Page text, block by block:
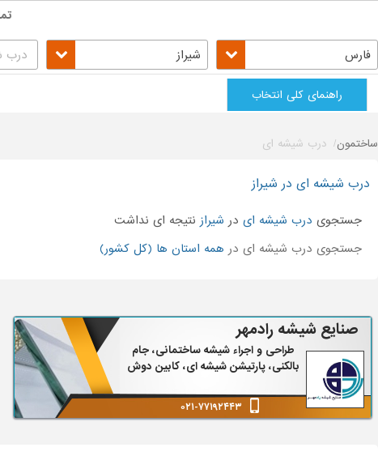
فارس شیراز
راهنمای کلی انتخاب
ساختمون درب شیشه ای
درب شیشه ای در شیراز
جستجوی درب شیشه ای در شیراز نتیجه ای نداشت
جستجوی درب شیشه ای در همه استان ها (کل کشور)
صنایع شیشه رادمهر
طراحی و اجراء شیشه ساختمانی، جام
بالکنی، پارتیشن شیشه ای، کابین دوش
۰۲۱-۷۷۱۹۲۴۴۳